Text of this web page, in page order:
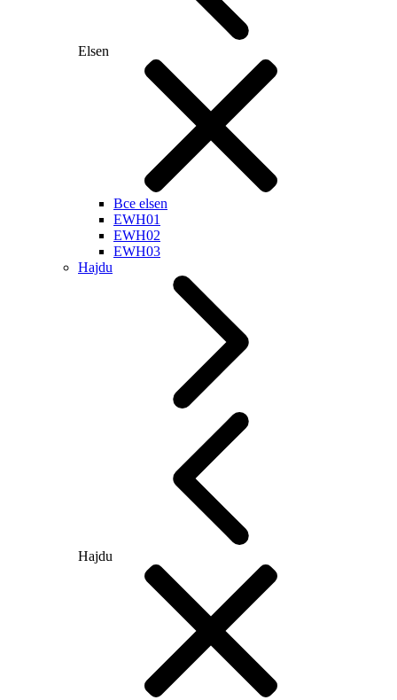
Elsen
Все elsen
EWH01
EWH02
EWH03
Hajdu
Hajdu